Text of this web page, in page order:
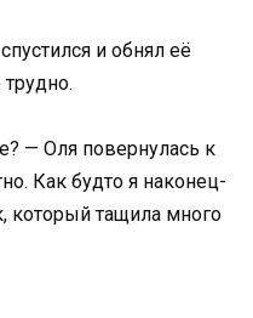
и обнял её
— Оля повернулась к
Как будто я наконец-
который тащила много